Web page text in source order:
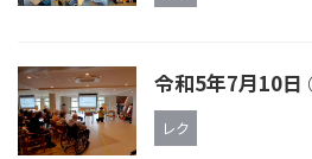
令和5年7月10
レク